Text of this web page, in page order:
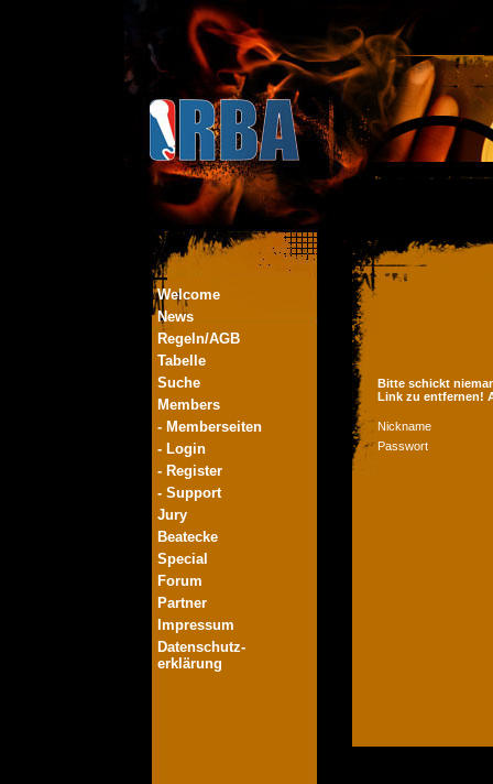
Welcome
News
Regeln/AGB
Tabelle
Suche
Members
- Memberseiten
- Login
- Register
- Support
Jury
Beatecke
Special
Forum
Partner
Impressum
Datenschutz-
erklärung
Bitte schickt
Link zu entfernen!
Nickname
Passwort